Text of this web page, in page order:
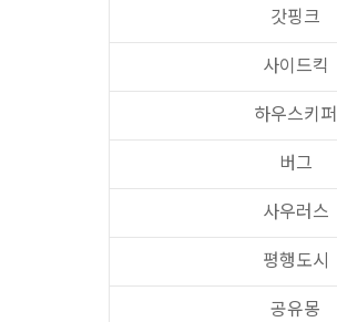
갓핑크
사이드킥
하우스키퍼
버그
사우러스
평행도시
공유몽